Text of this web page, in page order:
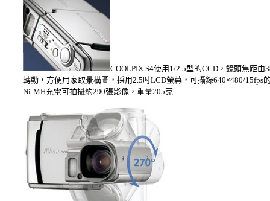
COOLPIX S4使用1/2.5型的CCD，鏡頭焦距
轉動，方便用家取景構圖，採用2.5吋LCD螢幕，可攝錄640×480/
Ni-MH充電可拍攝約290張影像，重量205克